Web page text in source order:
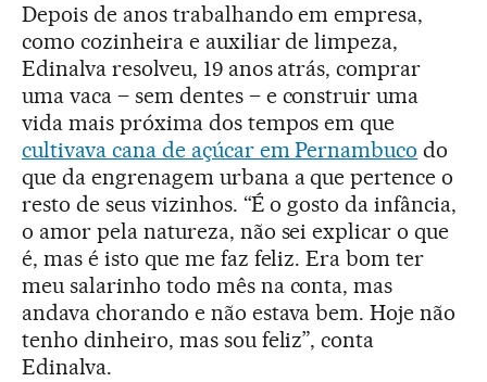
Depois de anos trabalhando em empresa,
como cozinheira e auxiliar de limpeza,
Edinalva resolveu, 19 anos atrás, comprar
uma vaca – sem dentes – e construir uma
vida mais próxima dos tempos em que
cultivava cana de açúcar em Pernambuco do
que da engrenagem urbana a que pertence o
resto de seus vizinhos. “É o gosto da infância,
o amor pela natureza, não sei explicar o que
é, mas é isto que me faz feliz. Era bom ter
meu salarinho todo mês na conta, mas
andava chorando e não estava bem. Hoje não
tenho dinheiro, mas sou feliz”, conta
Edinalva.